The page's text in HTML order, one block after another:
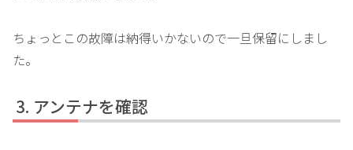
ちょっとこの故障は納得いかないので一旦保留にしまし
た。
アンテナを確認